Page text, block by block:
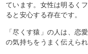
ています。女性は明るく
ると安心する存在です。
「尽くす猿」の人は、恋
の気持ちをうまく伝えられ